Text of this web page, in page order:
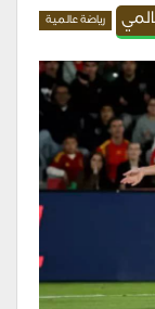
رياضة عالمية